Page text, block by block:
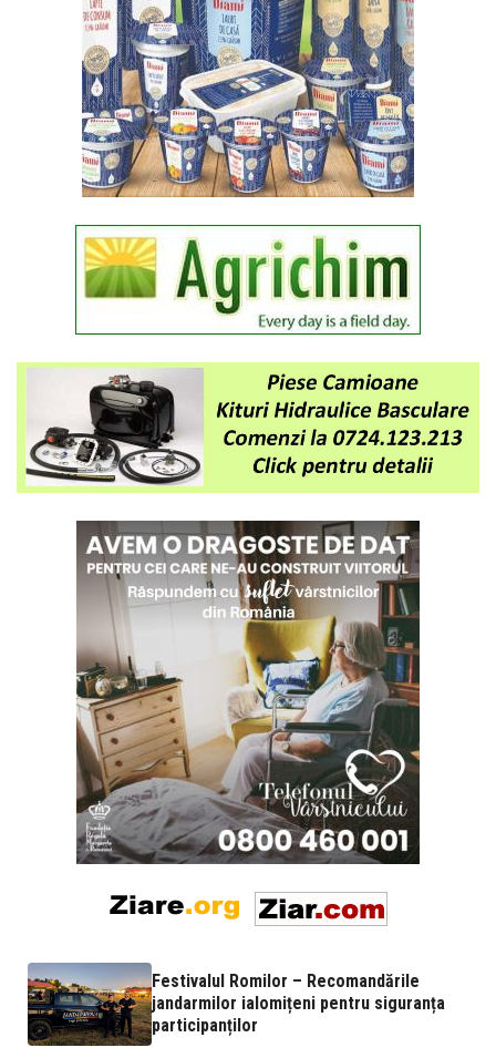
Festivalul Romilor – Recomandările
jandarmilor ialomițeni pentru siguranța
participanților